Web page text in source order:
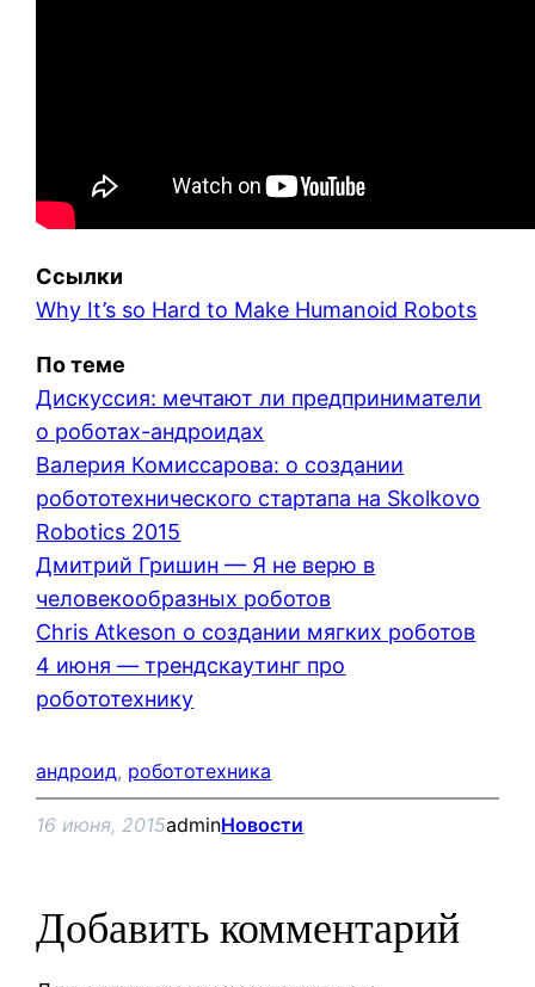
Ссылки
Why It’s so Hard to Make Humanoid Robots
По теме
Дискуссия: мечтают ли предприниматели
о роботах-андроидах
Валерия Комиссарова: о создании
робототехнического стартапа на Skolkovo
Robotics 2015
Дмитрий Гришин — Я не верю в
человекообразных роботов
Chris Atkeson о создании мягких роботов
4 июня — трендскаутинг про
робототехнику
андроид, робототехника
16 июня, 2015adminНовости
Добавить комментарий